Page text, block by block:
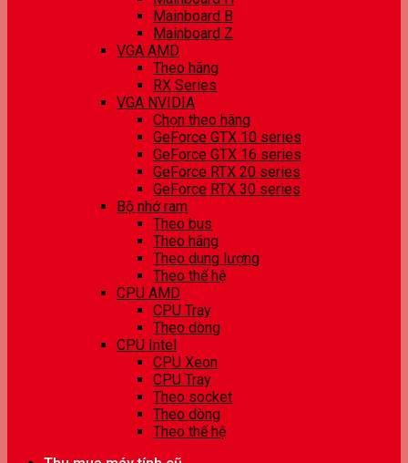
Mainboard B
Mainboard Z
VGA AMD
Theo hãng
RX Series
VGA NVIDIA
Chọn theo hãng
GeForce GTX 10 series
GeForce GTX 16 series
GeForce RTX 20 series
GeForce RTX 30 series
Bộ nhớ ram
Theo bus
Theo hãng
Theo dung lượng
Theo thế hệ
CPU AMD
CPU Tray
Theo dòng
CPU Intel
CPU Xeon
CPU Tray
Theo socket
Theo dòng
Theo thế hệ